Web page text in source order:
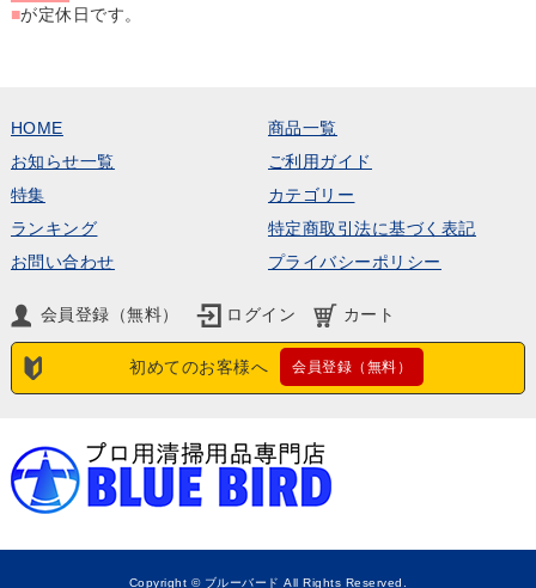
■が定休日です。
HOME
商品一覧
お知らせ一覧
ご利用ガイド
特集
カテゴリー
ランキング
特定商取引法に基づく表記
お問い合わせ
プライバシーポリシー
会員登録（無料） ログイン カート
初めてのお客様へ 会員登録（無料）
Copyright © ブルーバード All Rights Reserved.